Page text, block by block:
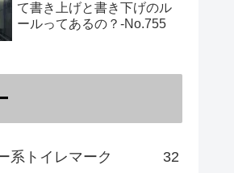
て書き上げと書き下げのル
ールってあるの？‐No.755
系トイレマーク 32